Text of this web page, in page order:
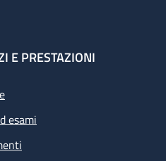
E PRESTAZIONI
esami